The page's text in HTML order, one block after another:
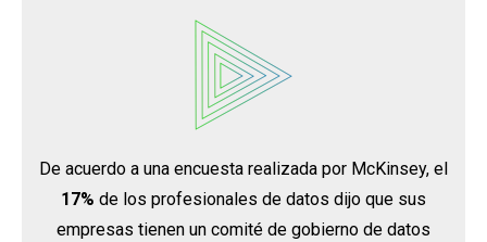
De acuerdo a una encuesta realizada por McKinsey, el
17% de los profesionales de datos dijo que sus
empresas tienen un comité de gobierno de datos